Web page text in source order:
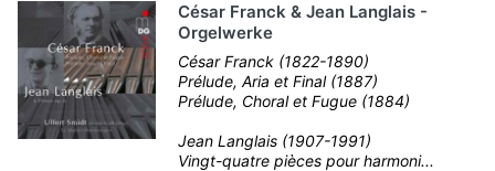
César Franck & Jean Langlais -
Orgelwerke
César Franck (1822-1890)
Prélude, Aria et Final (1887)
Prélude, Choral et Fugue (1884)
Jean Langlais (1907-1991)
Vingt-quatre pièces pour harmoni...